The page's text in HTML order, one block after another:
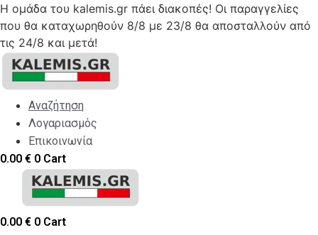
Η ομάδα του kalemis.gr πάει διακοπές! Οι παραγγελίες
που θα καταχωρηθούν 8/8 με 23/8 θα αποσταλλούν από
τις 24/8 και μετά!
Skip
content
Αναζήτηση
Λογαριασμός
Επικοινωνία
0.00 € 0 Cart
0.00 € 0 Cart